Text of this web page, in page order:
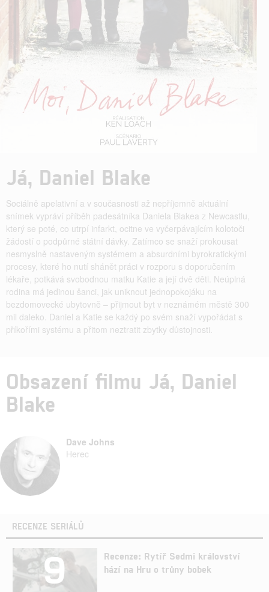
Já, Daniel Blake
Sociálně apelativní a v současnosti až nepříjemně aktuální
snímek vypráví příběh padesátníka Daniela Blakea z Newcastlu,
který se poté, co utrpí infarkt, ocitne ve vyčerpávajícím kolotoči
žádostí o podpůrné státní dávky. Zatímco se snaží prokousat
nesmyslně nastaveným systémem a absurdními byrokratickými
procesy, které ho nutí shánět práci v rozporu s doporučením
lékaře, potkává svobodnou matku Katie a její dvě děti. Neúplná
rodina má jedinou šanci, jak uniknout jednopokojáku na
bezdomovecké ubytovně – přijmout byt v neznámém městě 300
mil daleko. Daniel a Katie se každý po svém snaží vypořádat s
příkořími systému a přitom neztratit zbytky důstojnosti.
Obsazení filmu Já, Daniel
Blake
Dave Johns
Herec
RECENZE SERIÁLŮ
9
Recenze: Rytíř Sedmi království
hází na Hru o trůny bobek